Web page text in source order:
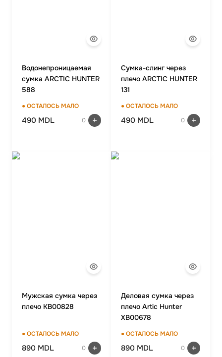
Водонепроницаемая
сумка ARCTIC HUNTER
588
● ОСТАЛОСЬ МАЛО
490 MDL 0
Сумка-слинг через
плечо ARCTIC HUNTER
131
● ОСТАЛОСЬ МАЛО
490 MDL 0
Мужская сумка через
плечо KB00828
● ОСТАЛОСЬ МАЛО
890 MDL 0
Деловая сумка через
плечо Artic Hunter
XB00678
● ОСТАЛОСЬ МАЛО
890 MDL 0